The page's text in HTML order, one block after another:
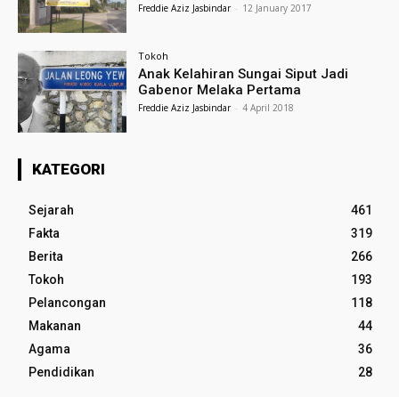
Freddie Aziz Jasbindar - 12 January 2017
Tokoh
Anak Kelahiran Sungai Siput Jadi
Gabenor Melaka Pertama
Freddie Aziz Jasbindar - 4 April 2018
KATEGORI
Sejarah
461
Fakta
319
Berita
266
Tokoh
193
Pelancongan
118
Makanan
44
Agama
36
Pendidikan
28